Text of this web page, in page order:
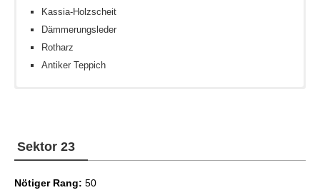
Kassia-Holzscheit
Dämmerungsleder
Rotharz
Antiker Teppich
Sammlersinn IV
Sektor 23
Nötiger Rang: 50